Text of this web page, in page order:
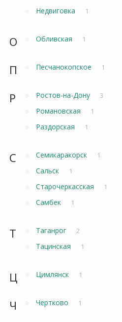
Недвиговка 1
О Обливская 1
П Песчанокопское 1
Р Ростов-на-Дону 3
Романовская 1
Раздорская 1
С Семикаракорск 1
Сальск 1
Старочеркасская 1
Самбек 1
Т Таганрог 2
Тацинская 1
Ц Цимлянск 1
Ч Чертково 1